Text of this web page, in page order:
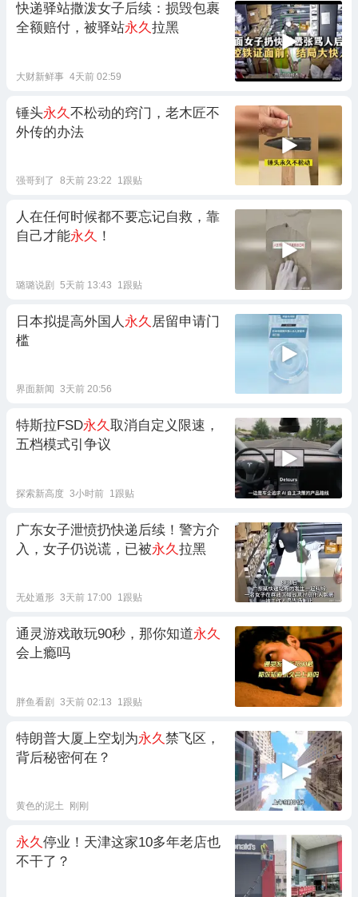
快递驿站撒泼女子后续：损毁包裹
全额赔付，被驿站永久拉黑
大财新鲜事 4天前 02:59
锤头永久不松动的窍门，老木匠不
外传的办法
强哥到了 8天前 23:22 1跟贴
人在任何时候都不要忘记自救，靠
自己才能永久 ！
璐璐说剧 5天前 13:43 1跟贴
日本拟提高外国人 永久 居留申请门
槛
界面新闻 3天前 20:56
特斯拉FSD永久取消自定义限速，
五档模式引争议
探索新高度 3小时前 1跟贴
广东女子泄愤扔快递后续！警方介
入，女子仍说谎，已被永久 拉黑
无处遁形 3天前 17:00 1跟贴
通灵游戏敢玩90秒，那你知道永久
会上瘾吗
胖鱼看剧 3天前 02:13 1跟贴
特朗普大厦上空划为永久 禁飞区，
背后秘密何在？
黄色的泥土 刚刚
永久停业！天津这家10多年老店也
不干了？